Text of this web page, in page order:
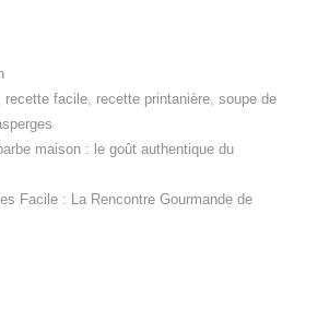
recette facile, recette printanière, soupe de
maison : le goût authentique du
Facile : La Rencontre Gourmande de